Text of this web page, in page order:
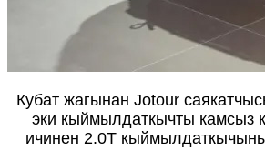
Кубат жагынан Jotour
эки кыймылдаткычты камсыз
ичинен 2.0T